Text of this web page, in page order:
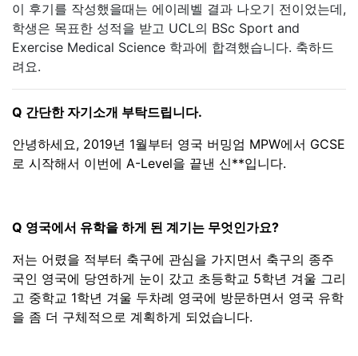
이 후기를 작성했을때는 에이레벨 결과 나오기 전이었는데,
학생은 목표한 성적을 받고 UCL의 BSc Sport and
Exercise Medical Science 학과에 합격했습니다. 축하드
려요.
Q 간단한 자기소개 부탁드립니다.
안녕하세요, 2019년 1월부터 영국 버밍엄 MPW에서 GCSE
로 시작해서 이번에 A-Level을 끝낸 신**입니다.
Q 영국에서 유학을 하게 된 계기는 무엇인가요?
저는 어렸을 적부터 축구에 관심을 가지면서 축구의 종주
국인 영국에 당연하게 눈이 갔고 초등학교 5학년 겨울 그리
고 중학교 1학년 겨울 두차례 영국에 방문하면서 영국 유학
을 좀 더 구체적으로 계획하게 되었습니다.